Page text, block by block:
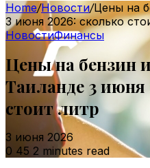
Home/Новости/Цены на
3 июня 2026: сколько
НовостиФинансы
Цены на бензин
Таиланде 3 июня
стоит литр
3 июня 2026
0 45 2 minutes read